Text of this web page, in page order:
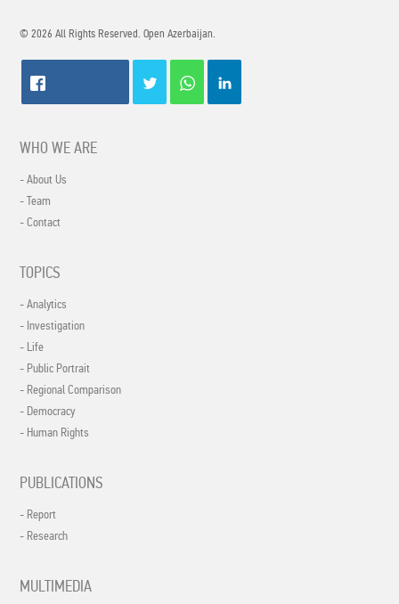
© 2026 All Rights Reserved. Open Azerbaijan.
WHO WE ARE
- About Us
- Team
- Contact
TOPICS
- Analytics
- Investigation
- Life
- Public Portrait
- Regional Comparison
- Democracy
- Human Rights
PUBLICATIONS
- Report
- Research
MULTIMEDIA